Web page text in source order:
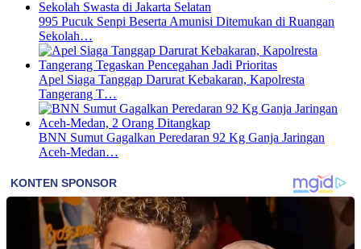
995 Pucuk Senpi Beserta Amunisi Ditemukan di Ruangan
Sekolah…
Apel Siaga Tanggap Darurat Kebakaran, Kapolresta
Tangerang T…
BNN Sumut Gagalkan Peredaran 92 Kg Ganja Jaringan
Aceh-Medan…